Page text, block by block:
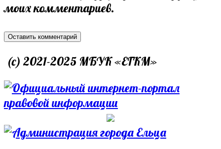
comment
comment
(optional)
моих комментариев.
(c) 2021-2025 МБУК «ЕГКМ»